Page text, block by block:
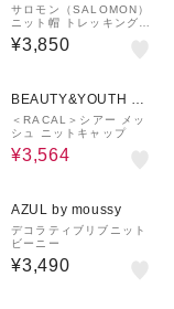
all店
サロモン（SALOMON）
ニット帽 トレッキング
登山 HERMITAGE ビー
ニー LC2630000
¥3,850
BEAUTY&YOUTH UN
ITED ARROWS
＜RACAL＞シアー メッ
シュ ニットキャップ
¥3,564
AZUL by moussy
デコラティブリブニット
ビーニー
¥3,490